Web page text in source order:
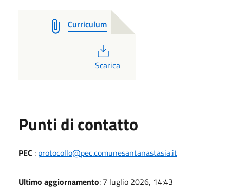
Curriculum
PDF
Scarica
Punti di contatto
PEC : protocollo@pec.comunesantanastasia.it
Ultimo aggiornamento: 7 luglio 2026, 14:43